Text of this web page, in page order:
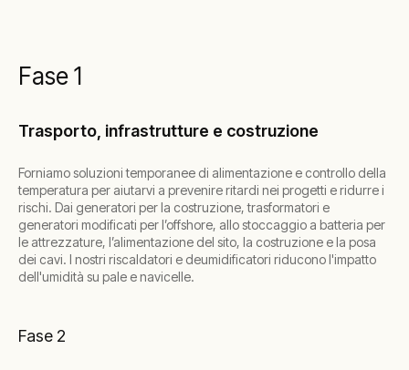
Fase 1
Trasporto, infrastrutture e costruzione
Forniamo soluzioni temporanee di alimentazione e controllo della
temperatura per aiutarvi a prevenire ritardi nei progetti e ridurre i
rischi. Dai generatori per la costruzione, trasformatori e
generatori modificati per l’offshore, allo stoccaggio a batteria per
le attrezzature, l’alimentazione del sito, la costruzione e la posa
dei cavi. I nostri riscaldatori e deumidificatori riducono l'impatto
dell'umidità su pale e navicelle.
Fase 2